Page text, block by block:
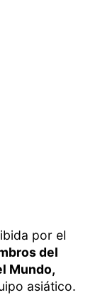
por el
del
Mundo,
asiático.